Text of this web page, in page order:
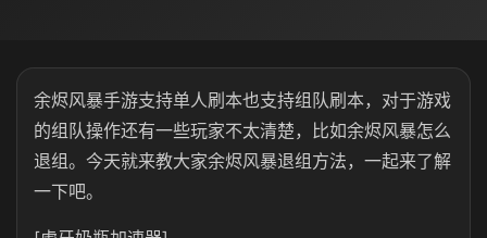
余烬风暴手游支持单人刷本也支持组队刷本，对于游戏
的组队操作还有一些玩家不太清楚，比如余烬风暴怎么
退组。今天就来教大家余烬风暴退组方法，一起来了解
一下吧。